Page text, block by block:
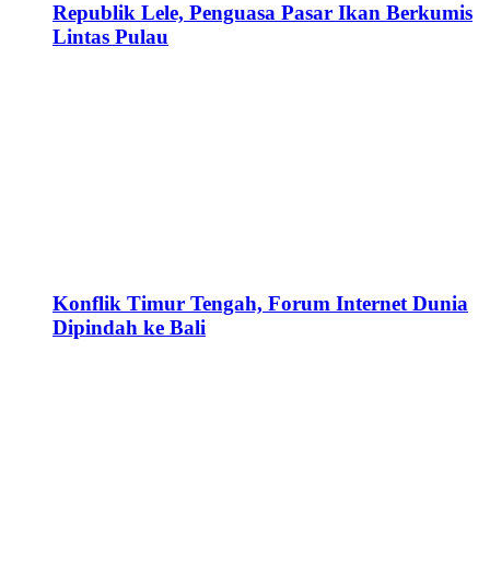
Republik Lele, Penguasa Pasar Ikan Berkumis
Lintas Pulau
Konflik Timur Tengah, Forum Internet Dunia
Dipindah ke Bali